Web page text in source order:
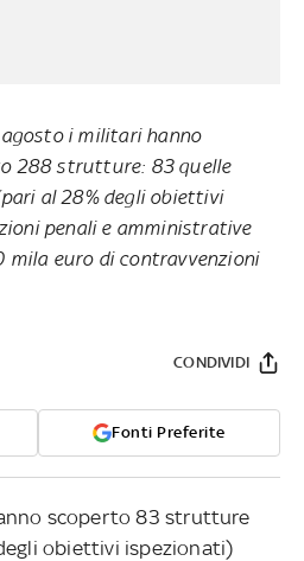
i militari hanno
288 strutture: 83 quelle
al 28% degli obiettivi
penali e amministrative
mila euro di contravvenzioni
Fonti Preferite
CONDIVIDI
scoperto 83 strutture
obiettivi ispezionati)